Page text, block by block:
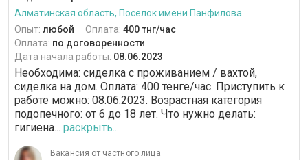
Алматинская область, Поселок имени Панфилова
Опыт: любой Оплата: 400 тнг/час
Оплата: по договоренности
Дата начала работы: 08.06.2023
Необходима: сиделка с проживанием / вахтой,
сиделка на дом. Оплата: 400 тенге/час. Приступить к
работе можно: 08.06.2023. Возрастная категория
подопечного: от 6 до 18 лет. Что нужно делать:
гигиена... раскрыть...
Вакансия от частного лица